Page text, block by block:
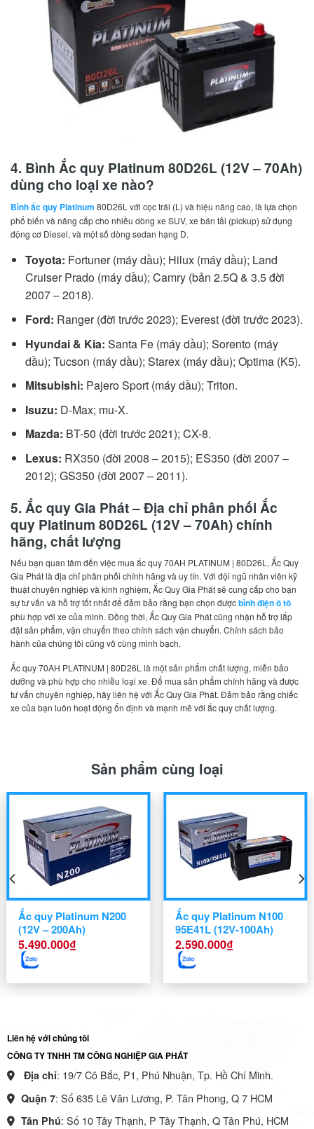
4. Bình Ắc quy Platinum 80D26L (12V – 70Ah)
dùng cho loại xe nào?
Bình ắc quy Platinum 80D26L với cọc trái (L) và hiệu năng cao, là lựa chọn
phổ biến và nâng cấp cho nhiều dòng xe SUV, xe bán tải (pickup) sử dụng
động cơ Diesel, và một số dòng sedan hạng D.
Toyota: Fortuner (máy dầu); Hilux (máy dầu); Land
Cruiser Prado (máy dầu); Camry (bản 2.5Q & 3.5 đời
2007 – 2018).
Ford: Ranger (đời trước 2023); Everest (đời trước 2023).
Hyundai & Kia: Santa Fe (máy dầu); Sorento (máy
dầu); Tucson (máy dầu); Starex (máy dầu); Optima (K5).
Mitsubishi: Pajero Sport (máy dầu); Triton.
Isuzu: D-Max; mu-X.
Mazda: BT-50 (đời trước 2021); CX-8.
Lexus: RX350 (đời 2008 – 2015); ES350 (đời 2007 –
2012); GS350 (đời 2007 – 2011).
5. Ắc quy Gia Phát – Địa chỉ phân phối Ắc
quy Platinum 80D26L (12V – 70Ah) chính
hãng, chất lượng
Nếu bạn quan tâm đến việc mua ắc quy 70AH PLATINUM | 80D26L, Ắc Quy
Gia Phát là địa chỉ phân phối chính hãng và uy tín. Với đội ngũ nhân viên kỹ
thuật chuyên nghiệp và kinh nghiệm, Ắc Quy Gia Phát sẽ cung cấp cho bạn
sự tư vấn và hỗ trợ tốt nhất để đảm bảo rằng bạn chọn đượcbình điện ô tô
phù hợp với xe của mình. Đồng thời, Ắc Quy Gia Phát cũng nhận hỗ trợ lắp
đặt sản phẩm, vận chuyển theo chính sách vận chuyển. Chính sách bảo
hành của chúng tôi cũng vô cùng minh bạch.
Ắc quy 70AH PLATINUM | 80D26L là một sản phẩm chất lượng, miễn bảo
dưỡng và phù hợp cho nhiều loại xe. Để mua sản phẩm chính hãng và được
tư vấn chuyên nghiệp, hãy liên hệ với Ắc Quy Gia Phát. Đảm bảo rằng chiếc
xe của bạn luôn hoạt động ổn định và mạnh mẽ với ắc quy chất lượng.
Sản phẩm cùng loại
Ắc quy Platinum N200
(12V – 200Ah)
5.490.000₫
Ắc quy Platinum N100
95E41L (12V-100Ah)
2.590.000₫
Liên hệ với chúng tôi
CÔNG TY TNHH TM CÔNG NGHIỆP GIA PHÁT
Địa chỉ: 19/7 Cô Bắc, P1, Phú Nhuận, Tp. Hồ Chí Minh.
Quận 7: Số 635 Lê Văn Lương, P. Tân Phong, Q 7 HCM
Tân Phú: Số 10 Tây Thạnh, P Tây Thạnh, Q Tân Phú, HCM